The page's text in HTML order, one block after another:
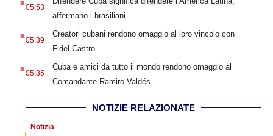
05:53
affermano i brasiliani
.05:39
Creatori cubani rendono omaggio al loro vincolo con
Fidel Castro
.05:35
Cuba e amici da tutto il mondo rendono omaggio al
Comandante Ramiro Valdés
NOTIZIE RELAZIONATE
Notizia